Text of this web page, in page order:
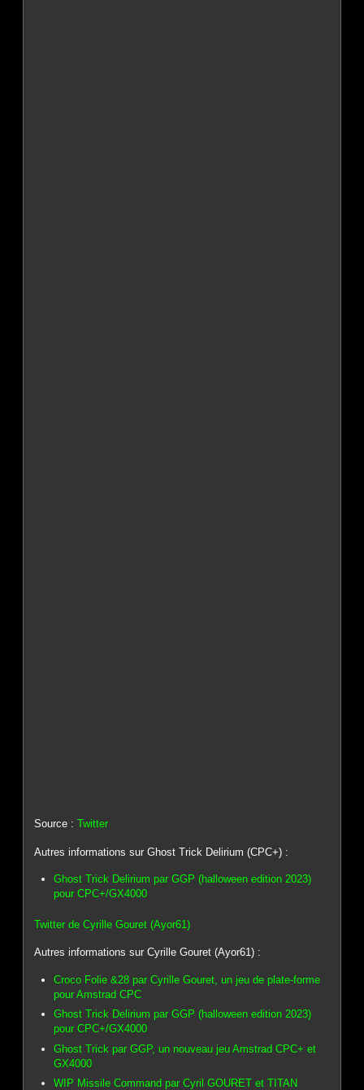
Source :Twitter
Autres informations sur Ghost Trick Delirium (CPC+) :
Ghost Trick Delirium par GGP (halloween edition 2023)
pour CPC+/GX4000
Twitter de Cyrille Gouret (Ayor61)
Autres informations sur Cyrille Gouret (Ayor61) :
Croco Folie &28 par Cyrille Gouret, un jeu de plate-forme
pour Amstrad CPC
Ghost Trick Delirium par GGP (halloween edition 2023)
pour CPC+/GX4000
Ghost Trick par GGP, un nouveau jeu Amstrad CPC+ et
GX4000
WIP Missile Command par Cyril GOURET et TITAN